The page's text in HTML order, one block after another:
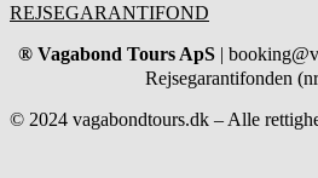
REJSEGARANTIFOND
® Vagabond Tours ApS |
Rejsegarantifonden
© 2024 vagabondtours.dk – Alle